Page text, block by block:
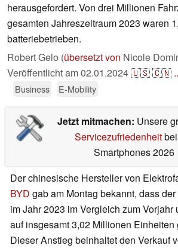
herausgefordert. Von drei Millionen
gesamten Jahreszeitraum 2023 waren
batteriebetrieben.
Robert Gelo (übersetzt von Nicole
Veröffentlicht am02.01.2024🇺🇸🇨🇳
Business E-Mobility
Jetzt mitmachen: Unsere
Servicezufriedenheitbei
Smartphones 2026
Der chinesische Hersteller von
BYD gab am Montag bekannt, dass
im Jahr 2023 im Vergleich zum Vorjahr
auf insgesamt 3,02 Millionen Einheiten
Dieser Anstieg beinhaltet den Verkauf